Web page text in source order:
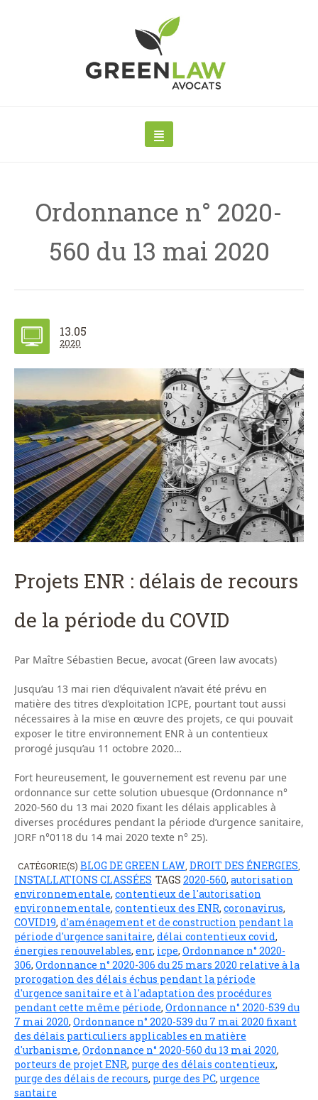
Ordonnance n° 2020-
560 du 13 mai 2020
13.05
2020
Projets ENR : délais de recours
de la période du COVID
Par Maître Sébastien Becue, avocat (Green law avocats)
Jusqu’au 13 mai rien d’équivalent n’avait été prévu en
matière des titres d’exploitation ICPE, pourtant tout aussi
nécessaires à la mise en œuvre des projets, ce qui pouvait
exposer le titre environnement ENR à un contentieux
prorogé jusqu’au 11 octobre 2020…
Fort heureusement, le gouvernement est revenu par une
ordonnance sur cette solution ubuesque (Ordonnance n°
2020-560 du 13 mai 2020 fixant les délais applicables à
diverses procédures pendant la période d’urgence sanitaire,
JORF n°0118 du 14 mai 2020 texte n° 25).
CATÉGORIE(S) BLOG DE GREEN LAW DROIT DES ÉNERGIES
INSTALLATIONS CLASSÉES TAGS 2020-560, autorisation
environnementale, contentieux de l'autorisation
environnementale, contentieux des ENR, coronavirus,
COVID19, d'aménagement et de construction pendant la
période d'urgence sanitaire, délai contentieux covid,
énergies renouvelables, enr, icpe, Ordonnance n° 2020-
306, Ordonnance n° 2020-306 du 25 mars 2020 relative à la
prorogation des délais échus pendant la période
d'urgence sanitaire et à l'adaptation des procédures
pendant cette même période, Ordonnance n° 2020-539 du
7 mai 2020, Ordonnance n° 2020-539 du 7 mai 2020 fixant
des délais particuliers applicables en matière
d'urbanisme, Ordonnance n° 2020-560 du 13 mai 2020,
porteurs de projet ENR, purge des délais contentieux,
purge des délais de recours, purge des PC,urgence
santaire